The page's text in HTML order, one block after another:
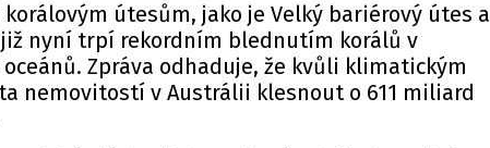
útesům, jako je Velký bariérový útes a
již nyní trpí rekordním blednutím korálů v
Zpráva odhaduje, že kvůli klimatickým
nemovitostí v Austrálii klesnout o 611 miliard